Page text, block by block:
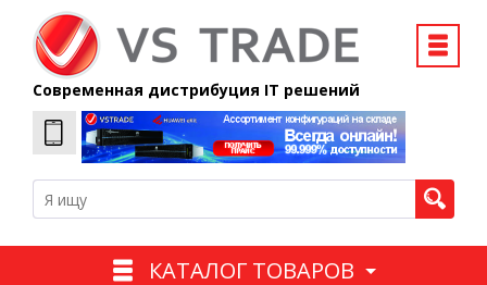
Современная дистрибуция IT решений
КАТАЛОГ ТОВАРОВ